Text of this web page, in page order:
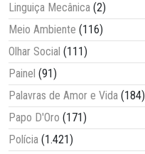
Linguiça Mecânica (2)
Meio Ambiente (116)
Olhar Social (111)
Painel (91)
Palavras de Amor e Vida (184)
Papo D'Oro (171)
Polícia (1.421)